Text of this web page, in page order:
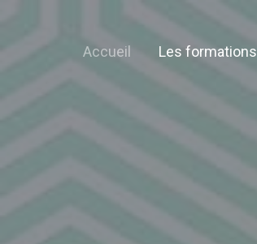
Accueil Les formations